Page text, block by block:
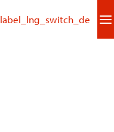
label_lng_switch_de